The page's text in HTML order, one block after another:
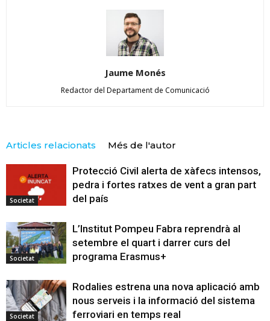
Jaume Monés
Redactor del Departament de Comunicació
Articles relacionats Més de l'autor
Societat
Protecció Civil alerta de xàfecs intensos,
pedra i fortes ratxes de vent a gran part
del país
Societat
L’Institut Pompeu Fabra reprendrà al
setembre el quart i darrer curs del
programa Erasmus+
Societat
Rodalies estrena una nova aplicació amb
nous serveis i la informació del sistema
ferroviari en temps real